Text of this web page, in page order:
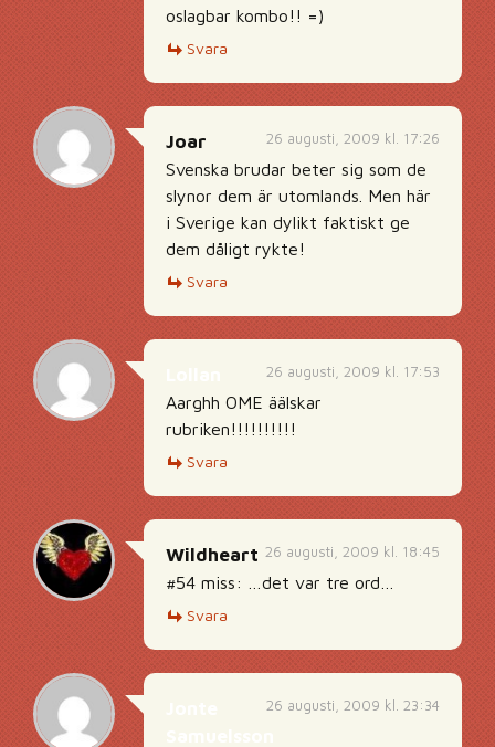
oslagbar kombo!! =)
Svara
26 augusti, 2009 kl. 17:26
Joar
Svenska brudar beter sig som de
slynor dem är utomlands. Men här
i Sverige kan dylikt faktiskt ge
dem dåligt rykte!
Svara
26 augusti, 2009 kl. 17:53
Aarghh OME äälskar
rubriken!!!!!!!!!!
Svara
26 augusti, 2009 kl. 18:45
Wildheart
#54 miss: …det var tre ord…
Svara
26 augusti, 2009 kl. 23:34